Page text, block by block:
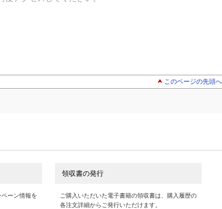
このページの先頭へ
ーン情報を
領収書の発行
ご購入いただいた電子書籍の領収書は、購入履歴の
各注文詳細からご発行いただけます。